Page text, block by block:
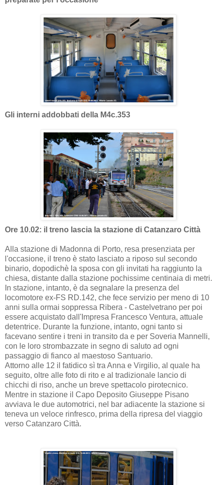
Gli interni addobbati della M4c.353
Ore 10.02: il treno lascia la stazione di Catanzaro Città
Alla stazione di Madonna di Porto, resa presenziata per
l'occasione, il treno è stato lasciato a riposo sul secondo
binario, dopodichè la sposa con gli invitati ha raggiunto la
chiesa, distante dalla stazione pochissime centinaia di metri.
In stazione, intanto, è da segnalare la presenza del
locomotore ex-FS RD.142, che fece servizio per meno di 10
anni sulla ormai soppressa Ribera - Castelvetrano per poi
essere acquistato dall'Impresa Francesco Ventura, attuale
detentrice. Durante la funzione, intanto, ogni tanto si
facevano sentire i treni in transito da e per Soveria Mannelli,
con le loro strombazzate in segno di saluto ad ogni
passaggio di fianco al maestoso Santuario.
Attorno alle 12 il fatidico sì tra Anna e Virgilio, al quale ha
seguito, oltre alle foto di rito e al tradizionale lancio di
chicchi di riso, anche un breve spettacolo pirotecnico.
Mentre in stazione il Capo Deposito Giuseppe Pisano
avviava le due automotrici, nel bar adiacente la stazione si
teneva un veloce rinfresco, prima della ripresa del viaggio
verso Catanzaro Città.